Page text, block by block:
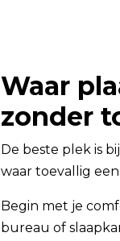
Waar
zonder
De beste plek is
waar toevallig
Begin met je
bureau of